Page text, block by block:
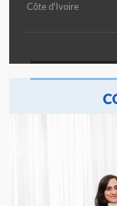
Côte d'Ivoire